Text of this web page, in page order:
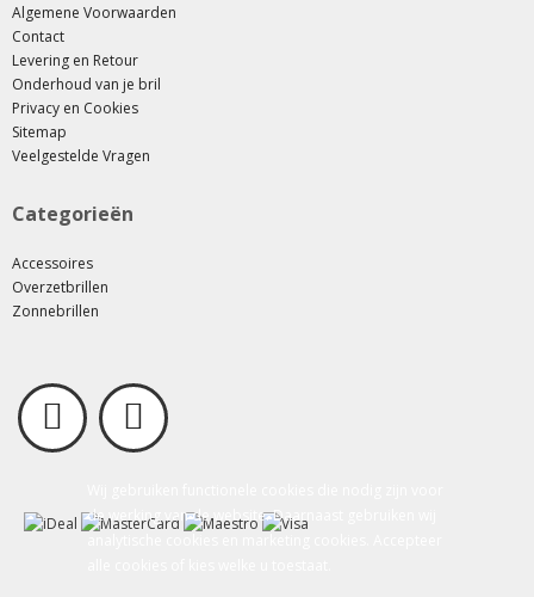
de werking van de website. Daarnaast gebruiken wij
Algemene Voorwaarden
Contact
Levering en Retour
Onderhoud van je bril
Privacy en Cookies
Sitemap
Veelgestelde Vragen
Categorieën
Accessoires
Overzetbrillen
Zonnebrillen